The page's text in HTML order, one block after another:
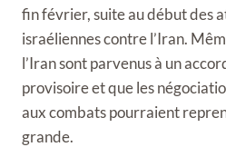
fin février, suite au début des
israéliennes contre l’Iran.
l’Iran sont parvenus à un
provisoire et que les
aux combats pourraient
grande.